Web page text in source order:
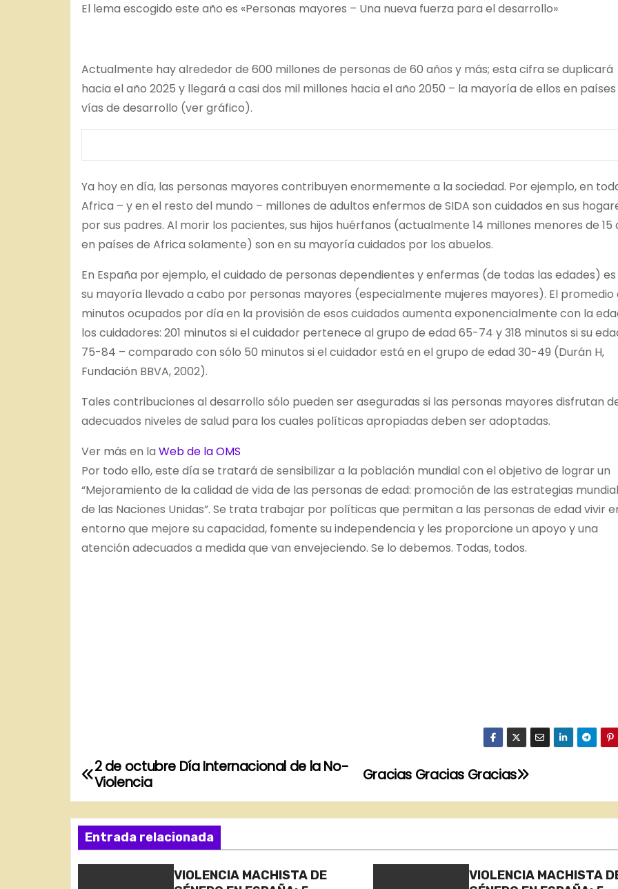
El lema escogido este año es «Personas mayores – Una nueva fuerza para el desarrollo»
Actualmente hay alrededor de 600 millones de personas de 60 años y más; esta cifra se duplicará
hacia el año 2025 y llegará a casi dos mil millones hacia el año 2050 – la mayoría de ellos en
vías de desarrollo (ver gráfico).
Ya hoy en día, las personas mayores contribuyen enormemente a la sociedad. Por ejemplo, en
Africa – y en el resto del mundo – millones de adultos enfermos de SIDA son cuidados en sus
por sus padres. Al morir los pacientes, sus hijos huérfanos (actualmente 14 millones menores de 15
en países de Africa solamente) son en su mayoría cuidados por los abuelos.
En España por ejemplo, el cuidado de personas dependientes y enfermas (de todas las edades) es
su mayoría llevado a cabo por personas mayores (especialmente mujeres mayores). El promedio
minutos ocupados por día en la provisión de esos cuidados aumenta exponencialmente con la
los cuidadores: 201 minutos si el cuidador pertenece al grupo de edad 65-74 y 318 minutos si su
75-84 – comparado con sólo 50 minutos si el cuidador está en el grupo de edad 30-49 (Durán H,
Fundación BBVA, 2002).
Tales contribuciones al desarrollo sólo pueden ser aseguradas si las personas mayores disfrutan
adecuados niveles de salud para los cuales políticas apropiadas deben ser adoptadas.
Ver más en la Web de la OMS
Por todo ello, este día se tratará de sensibilizar a la población mundial con el objetivo de lograr un
“Mejoramiento de la calidad de vida de las personas de edad: promoción de las estrategias
de las Naciones Unidas”. Se trata trabajar por políticas que permitan a las personas de edad vivir
entorno que mejore su capacidad, fomente su independencia y les proporcione un apoyo y una
atención adecuados a medida que van envejeciendo. Se lo debemos. Todas, todos.
N
a
v
e
Gracias Gracias Gracias
2 de octubre Día Internacional de la No-
Violencia
Entrada relacionada
VIOLENCIA MACHISTA DE
VIOLENCIA MACHISTA